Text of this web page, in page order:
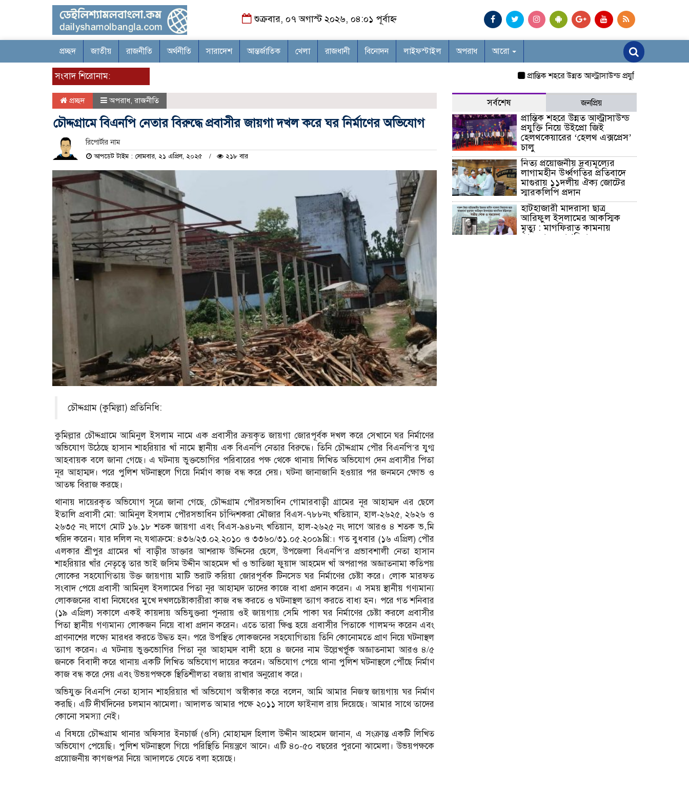
শুক্রবার, ০৭ অগাস্ট ২০২৬, ০৪:০১ পূর্বাহ্ন
প্রচ্ছদ জাতীয় রাজনীতি অর্থনীতি সারাদেশ আন্তর্জাতিক খেলা রাজধানী বিনোদন লাইফস্টাইল অপরাধ আরো
সংবাদ শিরোনাম: প্রান্তিক শহরে উন্নত আল্ট্রাসাউন্ড প্রযুক্তি নিয়ে উইপ্রো জিই
প্রচ্ছদ অপরাধ, রাজনীতি
চৌদ্দগ্রামে বিএনপি নেতার বিরুদ্ধে প্রবাসীর জায়গা দখল করে ঘর নির্মাণের অভিযোগ
রিপোর্টার নাম
আপডেট টাইম : সোমবার, ২১ এপ্রিল, ২০২৫ ২১৮ বার
চৌদ্দগ্রাম (কুমিল্লা) প্রতিনিধি:
কুমিল্লার চৌদ্দগ্রামে আমিনুল ইসলাম নামে এক প্রবাসীর ক্রয়কৃত জায়গা জোরপূর্বক দখল করে সেখানে ঘর নির্মাণের
অভিযোগ উঠেছে হাসান শাহরিয়ার খাঁ নামে স্থানীয় এক বিএনপি নেতার বিরুদ্ধে। তিনি চৌদ্দগ্রাম পৌর বিএনপি’র যুগ্ম
আহবায়ক বলে জানা গেছে। এ ঘটনায় ভুক্তভোগির পরিবারের পক্ষ থেকে থানায় লিখিত অভিযোগ দেন প্রবাসীর পিতা
নূর আহাম্মদ। পরে পুলিশ ঘটনাস্থলে গিয়ে নির্মাণ কাজ বন্ধ করে দেয়। ঘটনা জানাজানি হওয়ার পর জনমনে ক্ষোভ ও
আতঙ্ক বিরাজ করছে।
থানায় দায়েরকৃত অভিযোগ সূত্রে জানা গেছে, চৌদ্দগ্রাম পৌরসভাধিন গোমারবাড়ী গ্রামের নূর আহাম্মদ এর ছেলে
ইতালি প্রবাসী মো: আমিনুল ইসলাম পৌরসভাধিন চাঁন্দিশকরা মৌজার বিএস-৭৮৮নং খতিয়ান, হাল-২৬২৫, ২৬২৬ ও
২৬৩৫ নং দাগে মোট ১৬.১৮ শতক জায়গা এবং বিএস-৯৪৮নং খতিয়ান, হাল-২৬২৫ নং দাগে আরও ৪ শতক ভ‚মি
খরিদ করেন। যার দলিল নং যথাক্রমে: ৪৩৬/২৩.০২.২০১০ ও ৩৩৬০/৩১.০৫.২০০৯খ্রি:। গত বুধবার (১৬ এপ্রিল) পৌর
এলকার শ্রীপুর গ্রামের খাঁ বাড়ীর ডাক্তার আশরাফ উদ্দিনের ছেলে, উপজেলা বিএনপি’র প্রভাবশালী নেতা হাসান
শাহরিয়ার খাঁর নেতৃত্বে তার ভাই জসিম উদ্দীন আহমেদ খাঁ ও ভাতিজা ফুয়াদ আহমেদ খাঁ অপরাপর অজ্ঞাতনামা কতিপয়
লোকের সহযোগিতায় উক্ত জায়গায় মাটি ভরাট করিয়া জোরপূর্বক টিনসেড ঘর নির্মাণের চেষ্টা করে। লোক মারফত
সংবাদ পেয়ে প্রবাসী আমিনুল ইসলামের পিতা নূর আহাম্মদ তাদের কাজে বাধা প্রদান করেন। এ সময় স্থানীয় গণ্যমান্য
লোকজনের বাধা নিষেধের মুখে দখলচেষ্টাকারীরা কাজ বন্ধ করতে ও ঘটনাস্থল ত্যাগ করতে বাধ্য হন। পরে গত শনিবার
(১৯ এপ্রিল) সকালে একই কায়দায় অভিযুক্তরা পূনরায় ওই জায়গায় সেমি পাকা ঘর নির্মাণের চেষ্টা করলে প্রবাসীর
পিতা স্থানীয় গণ্যমান্য লোকজন নিয়ে বাধা প্রদান করেন। এতে তারা ক্ষিপ্ত হয়ে প্রবাসীর পিতাকে গালমন্দ করেন এবং
প্রাণনাশের লক্ষ্যে মারধর করতে উদ্ধত হন। পরে উপস্থিত লোকজনের সহযোগিতায় তিনি কোনোমতে প্রাণ নিয়ে ঘটনাস্থল
ত্যাগ করেন। এ ঘটনায় ভুক্তভোগির পিতা নূর আহাম্মদ বাদী হয়ে ৪ জনের নাম উল্লেখর্প্বূক অজ্ঞাতনামা আরও ৪/৫
জনকে বিবাদী করে থানায় একটি লিখিত অভিযোগ দায়ের করেন। অভিযোগ পেয়ে থানা পুলিশ ঘটনাস্থলে পৌঁছে নির্মাণ
কাজ বন্ধ করে দেয় এবং উভয়পক্ষকে স্থিতিশীলতা বজায় রাখার অনুরোধ করে।
অভিযুক্ত বিএনপি নেতা হাসান শাহরিয়ার খাঁ অভিযোগ অস্বীকার করে বলেন, আমি আমার নিজস্ব জায়গায় ঘর নির্মাণ
করছি। এটি দীর্ঘদিনের চলমান ঝামেলা। আদালত আমার পক্ষে ২০১১ সালে ফাইনাল রায় দিয়েছে। আমার সাথে তাদের
কোনো সমস্যা নেই।
এ বিষয়ে চৌদ্দগ্রাম থানার অফিসার ইনচার্জ (ওসি) মোহাম্মদ হিলাল উদ্দীন আহমেদ জানান, এ সংক্রান্ত একটি লিখিত
অভিযোগ পেয়েছি। পুলিশ ঘটনাস্থলে গিয়ে পরিস্থিতি নিয়ন্ত্রণে আনে। এটি ৪০-৫০ বছরের পুরনো ঝামেলা। উভয়পক্ষকে
প্রয়োজনীয় কাগজপত্র নিয়ে আদালতে যেতে বলা হয়েছে।
সর্বশেষ জনপ্রিয়
প্রান্তিক শহরে উন্নত আল্ট্রাসাউন্ড
প্রযুক্তি নিয়ে উইপ্রো জিই
হেলথকেয়ারের ‘হেলথ এক্সপ্রেস’
চালু
নিত্য প্রয়োজনীয় দ্রব্যমূল্যের
লাগামহীন উর্ধ্বগতির প্রতিবাদে
মাগুরায় ১১দলীয় ঐক্য জোটের
স্মারকলিপি প্রদান
হাটহাজারী মাদরাসা ছাত্র
আরিফুল ইসলামের আকস্মিক
মৃত্যু : মাগফিরাত কামনায়
জামেয়ার মহাপরিচালক